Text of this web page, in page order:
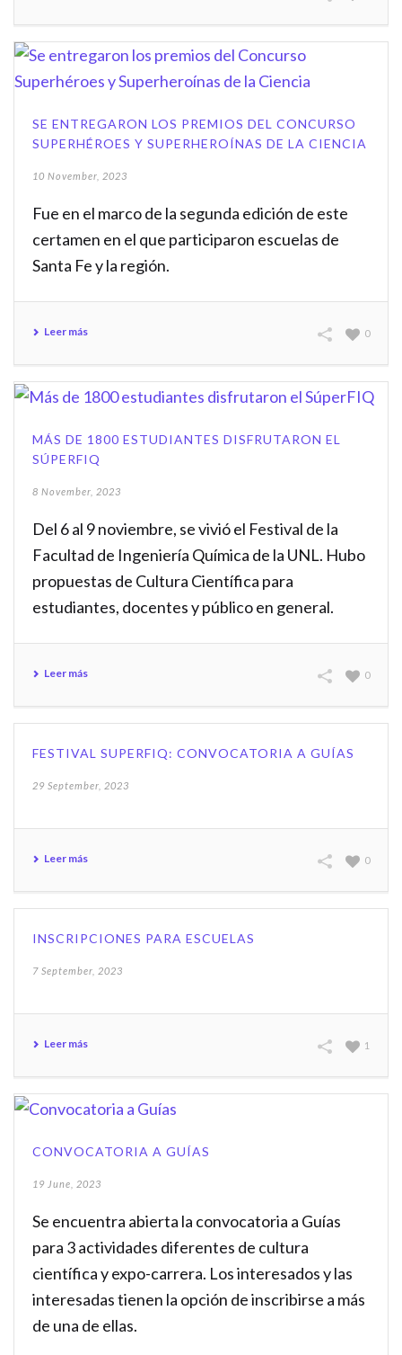
SE ENTREGARON LOS PREMIOS DEL CONCURSO
SUPERHÉROES Y SUPERHEROÍNAS DE LA CIENCIA
10 November, 2023
Fue en el marco de la segunda edición de este
certamen en el que participaron escuelas de
Santa Fe y la región.
Leer más 0
MÁS DE 1800 ESTUDIANTES DISFRUTARON EL
SÚPERFIQ
8 November, 2023
Del 6 al 9 noviembre, se vivió el Festival de la
Facultad de Ingeniería Química de la UNL. Hubo
propuestas de Cultura Científica para
estudiantes, docentes y público en general.
Leer más 0
FESTIVAL SUPERFIQ: CONVOCATORIA A GUÍAS
29 September, 2023
Leer más 0
INSCRIPCIONES PARA ESCUELAS
7 September, 2023
Leer más 1
CONVOCATORIA A GUÍAS
19 June, 2023
Se encuentra abierta la convocatoria a Guías
para 3 actividades diferentes de cultura
científica y expo-carrera. Los interesados y las
interesadas tienen la opción de inscribirse a más
de una de ellas.